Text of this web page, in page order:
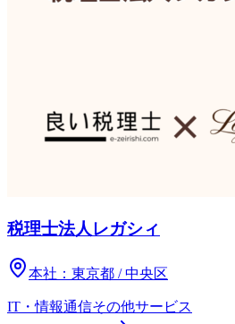
税理士法人レガシィ
本社： 東京都 / 中央区
IT・情報通信その他サービス